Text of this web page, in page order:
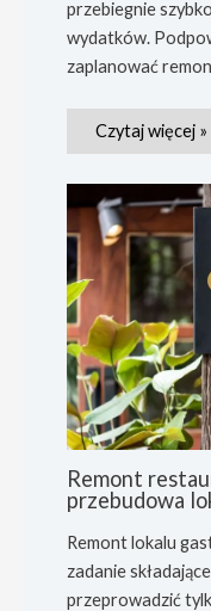
przebiegnie
wydatków.
zaplanować
Czytaj więcej »
Remont
przebudowa
Remont lokalu
zadanie
przeprowadzić